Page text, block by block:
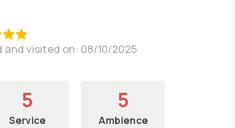
and visited on: 08/10/2025
5
Service
5
Ambience